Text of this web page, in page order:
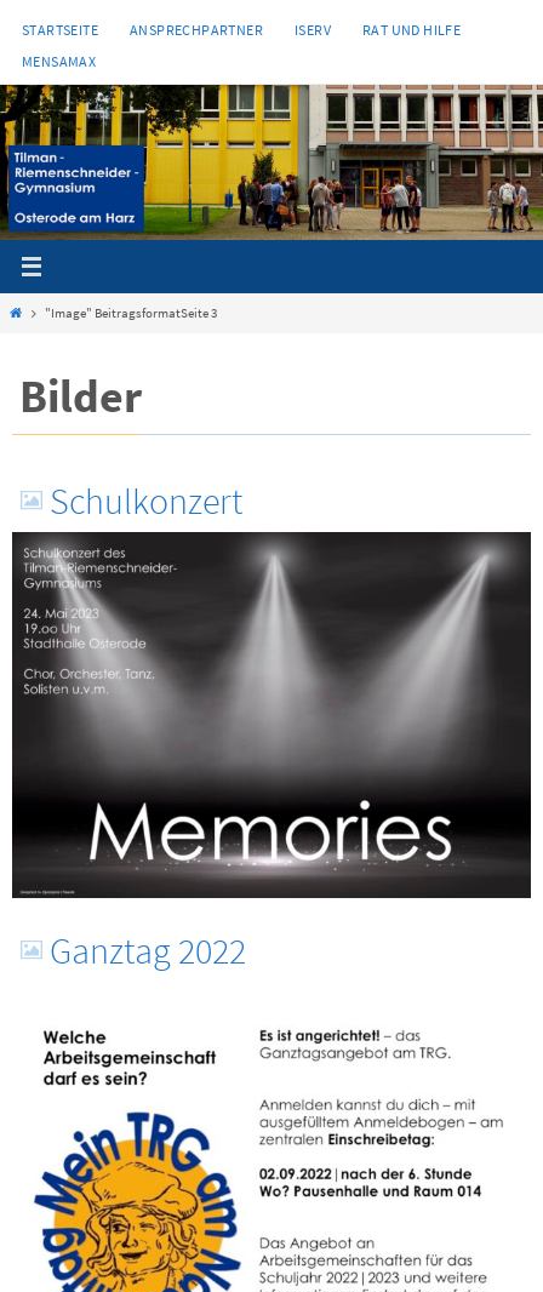
Inhalt
springen
STARTSEITE ANSPRECHPARTNER ISERV
RAT UND HILFE
MENSAMAX
Start"Image" BeitragsformatSeite 3
Bilder
Schulkonzert
Ganztag 2022